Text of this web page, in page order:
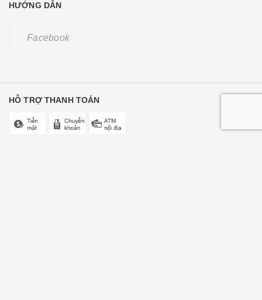
HƯỚNG DẪN
Facebook
HỖ TRỢ THANH TOÁN